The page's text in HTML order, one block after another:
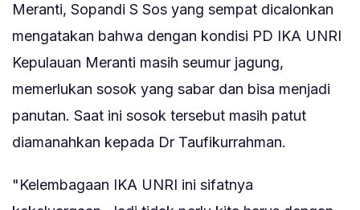
Meranti, Sopandi S Sos yang sempat dicalonkan
mengatakan bahwa dengan kondisi PD IKA UNRI
Kepulauan Meranti masih seumur jagung,
memerlukan sosok yang sabar dan bisa menjadi
panutan. Saat ini sosok tersebut masih patut
diamanahkan kepada Dr Taufikurrahman.
"Kelembagaan IKA UNRI ini sifatnya